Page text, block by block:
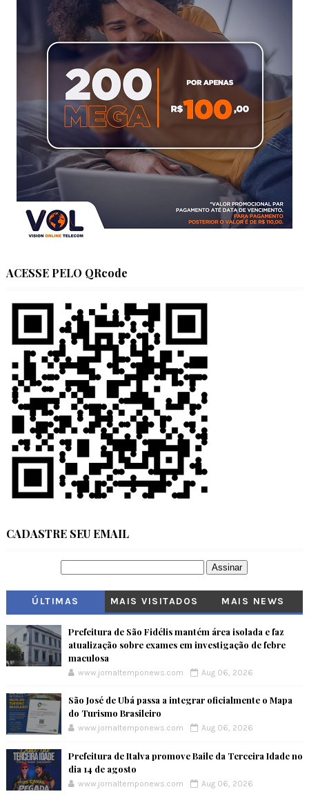
ACESSE PELO QRcode
CADASTRE SEU EMAIL
ÚLTIMAS MAIS VISITADOS MAIS NEWS
Prefeitura de São Fidélis mantém área isolada e faz
atualização sobre exames em investigação de febre
maculosa
www.jornaltemponews.com Aug 06, 2026
São José de Ubá passa a integrar oficialmente o Mapa
do Turismo Brasileiro
www.jornaltemponews.com Aug 06, 2026
Prefeitura de Italva promove Baile da Terceira Idade no
dia 14 de agosto
www.jornaltemponews.com Aug 06, 2026